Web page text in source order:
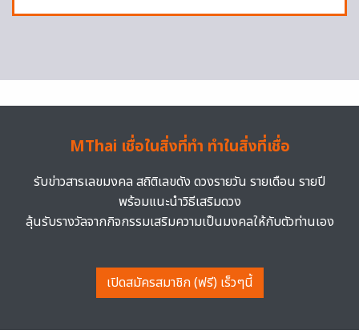
MThai เชื่อในสิ่งที่ทำ ทำในสิ่งที่เชื่อ
รับข่าวสารเลขมงคล สถิติเลขดัง ดวงรายวัน รายเดือน รายปี
พร้อมแนะนำวิธีเสริมดวง
ลุ้นรับรางวัลจากกิจกรรมเสริมความเป็นมงคลให้กับตัวท่านเอง
เปิดสมัครสมาชิก (ฟรี) เร็วๆนี้